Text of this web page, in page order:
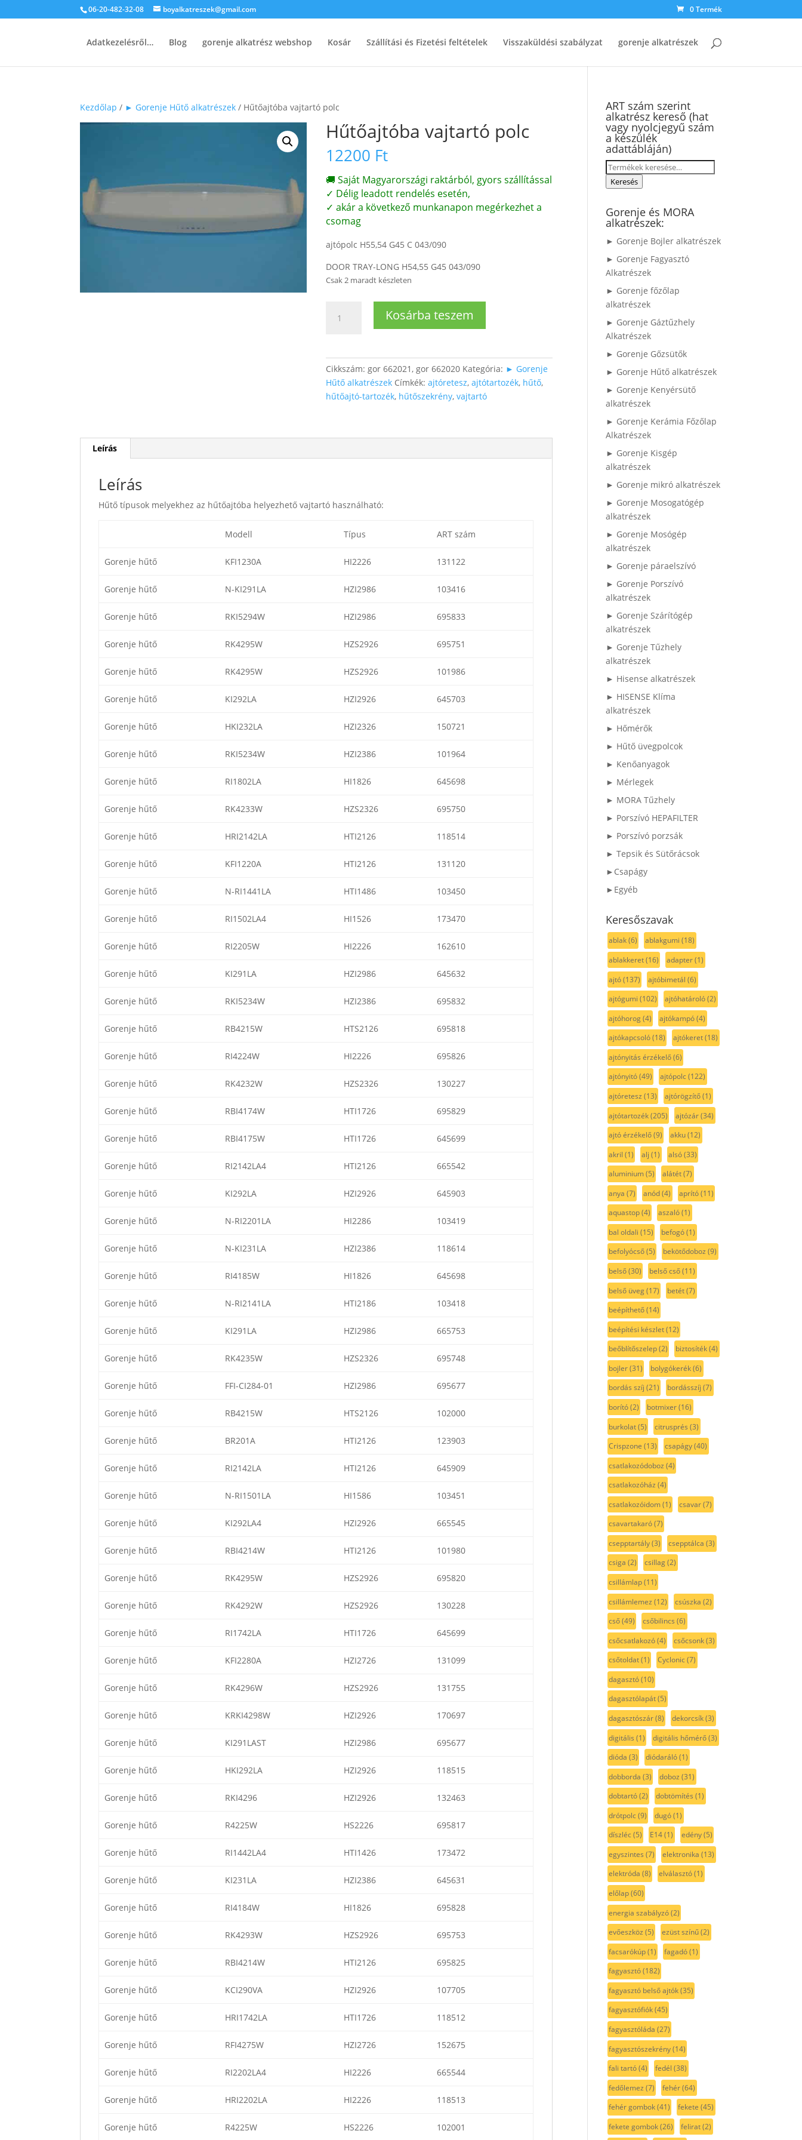
06-20-482-32-08 boyalkatreszek@gmail.com 0 Termék
Adatkezelésről… Blog gorenje alkatrész webshop Kosár Szállítási és Fizetési feltételek Visszaküldési szabályzat gorenje alkatrészek
Kezdőlap / ► Gorenje Hűtő alkatrészek / Hűtőajtóba vajtartó polc
Hűtőajtóba vajtartó polc
12200 Ft
🚚 Saját Magyarországi raktárból, gyors szállítással
✓ Délig leadott rendelés esetén,
✓ akár a következő munkanapon megérkezhet a
csomag
ajtópolc H55,54 G45 C 043/090
DOOR TRAY-LONG H54,55 G45 043/090
Csak 2 maradt készleten
vajtartó
Kosárba teszem
Cikkszám:gor 662021, gor 662020 Kategória: ► Gorenje
Hűtő alkatrészek Címkék:ajtóretesz,ajtótartozék, hűtő,
hűtőajtó-tartozék, hűtőszekrény,vajtartó
Leírás
Leírás
Hűtő típusok melyekhez az hűtőajtóba helyezhető vajtartó használható:
Modell Típus ART szám
Gorenje hűtő KFI1230A HI2226 131122
Gorenje hűtő N-KI291LA HZI2986 103416
Gorenje hűtő RKI5294W HZI2986 695833
Gorenje hűtő RK4295W HZS2926 695751
Gorenje hűtő RK4295W HZS2926 101986
Gorenje hűtő KI292LA HZI2926 645703
Gorenje hűtő HKI232LA HZI2326 150721
Gorenje hűtő RKI5234W HZI2386 101964
Gorenje hűtő RI1802LA HI1826 645698
Gorenje hűtő RK4233W HZS2326 695750
Gorenje hűtő HRI2142LA HTI2126 118514
Gorenje hűtő KFI1220A HTI2126 131120
Gorenje hűtő N-RI1441LA HTI1486 103450
Gorenje hűtő RI1502LA4 HI1526 173470
Gorenje hűtő RI2205W HI2226 162610
Gorenje hűtő KI291LA HZI2986 645632
Gorenje hűtő RKI5234W HZI2386 695832
Gorenje hűtő RB4215W HTS2126 695818
Gorenje hűtő RI4224W HI2226 695826
Gorenje hűtő RK4232W HZS2326 130227
Gorenje hűtő RBI4174W HTI1726 695829
Gorenje hűtő RBI4175W HTI1726 645699
Gorenje hűtő RI2142LA4 HTI2126 665542
Gorenje hűtő KI292LA HZI2926 645903
Gorenje hűtő N-RI2201LA HI2286 103419
Gorenje hűtő N-KI231LA HZI2386 118614
Gorenje hűtő RI4185W HI1826 645698
Gorenje hűtő N-RI2141LA HTI2186 103418
Gorenje hűtő KI291LA HZI2986 665753
Gorenje hűtő RK4235W HZS2326 695748
Gorenje hűtő FFI-CI284-01 HZI2986 695677
Gorenje hűtő RB4215W HTS2126 102000
Gorenje hűtő BR201A HTI2126 123903
Gorenje hűtő RI2142LA HTI2126 645909
Gorenje hűtő N-RI1501LA HI1586 103451
Gorenje hűtő KI292LA4 HZI2926 665545
Gorenje hűtő RBI4214W HTI2126 101980
Gorenje hűtő RK4295W HZS2926 695820
Gorenje hűtő RK4292W HZS2926 130228
Gorenje hűtő RI1742LA HTI1726 645699
Gorenje hűtő KFI2280A HZI2726 131099
Gorenje hűtő RK4296W HZS2926 131755
Gorenje hűtő KRKI4298W HZI2926 170697
Gorenje hűtő KI291LAST HZI2986 695677
Gorenje hűtő HKI292LA HZI2926 118515
Gorenje hűtő RKI4296 HZI2926 132463
Gorenje hűtő R4225W HS2226 695817
Gorenje hűtő RI1442LA4 HTI1426 173472
Gorenje hűtő KI231LA HZI2386 645631
Gorenje hűtő RI4184W HI1826 695828
Gorenje hűtő RK4293W HZS2926 695753
Gorenje hűtő RBI4214W HTI2126 695825
Gorenje hűtő KCI290VA HZI2926 107705
Gorenje hűtő HRI1742LA HTI1726 118512
Gorenje hűtő RFI4275W HZI2726 152675
Gorenje hűtő RI2202LA4 HI2226 665544
Gorenje hűtő HRI2202LA HI2226 118513
Gorenje hűtő R4225W HS2226 102001
ART szám szerint
alkatrész kereső (hat
vagy nyolcjegyű szám
a készülék
adattábláján)
Keresés
a Keresés
Gorenje és MORA
alkatrészek:
► Gorenje Bojler alkatrészek
► Gorenje Fagyasztó
Alkatrészek
► Gorenje főzőlap
alkatrészek
► Gorenje Gáztűzhely
Alkatrészek
► Gorenje Gőzsütők
► Gorenje Hűtő alkatrészek
► Gorenje Kenyérsütő
alkatrészek
► Gorenje Kerámia Főzőlap
Alkatrészek
► Gorenje Kisgép
alkatrészek
► Gorenje mikró alkatrészek
► Gorenje Mosogatógép
alkatrészek
► Gorenje Mosógép
alkatrészek
► Gorenje páraelszívó
► Gorenje Porszívó
alkatrészek
► Gorenje Szárítógép
alkatrészek
► Gorenje Tűzhely
alkatrészek
► Hisense alkatrészek
► HISENSE Klíma
alkatrészek
► Hőmérők
► Hűtő üvegpolcok
► Kenőanyagok
► Mérlegek
► MORA Tűzhely
► Porszívó HEPAFILTER
► Porszívó porzsák
► Tepsik és Sütőrácsok
►Csapágy
►Egyéb
Keresőszavak
ablak(6) ablakgumi (18)
ablakkeret(16) adapter(1)
ajtó(137) ajtóbimetál (6)
ajtógumi (102) ajtóhatároló(2)
ajtóhorog(4) ajtókampó(4)
ajtókapcsoló(18) ajtókeret(18)
ajtónyitás érzékelő(6)
ajtónyitó(49) ajtópolc(122)
ajtóretesz (13) ajtórögzítő(1)
ajtótartozék(205) ajtózár(34)
ajtó érzékelő(9) akku(12)
akril (1) alj (1) alsó(33)
aluminium(5) alátét(7)
anya (7) anód(4) aprító(11)
aquastop(4) aszaló(1)
bal oldali (15) befogó(1)
befolyócső(5) bekötődoboz (9)
belső(30) belső cső(11)
belső üveg(17) betét(7)
beépíthető(14)
beépítési készlet(12)
beőblítőszelep(2) biztosíték(4)
bojler(31) bolygókerék(6)
bordás szíj (21) bordásszíj (7)
borító(2) botmixer(16)
burkolat(5) citrusprés (3)
Crispzone (13) csapágy(40)
csatlakozódoboz (4)
csatlakozóház (4)
csatlakozóidom(1) csavar(7)
csavartakaró(7)
csepptartály(3) csepptálca (3)
csiga (2) csillag(2)
csillámlap(11)
csillámlemez (12) csúszka (2)
cső(49) csőbilincs (6)
csőcsatlakozó(4) csőcsonk(3)
csőtoldat(1) Cyclonic(7)
dagasztó(10)
dagasztólapát(5)
dagasztószár(8) dekorcsík(3)
digitális (1) digitális hőmérő(3)
dióda (3) diódaráló(1)
dobborda (3) doboz (31)
dobtartó(2) dobtömítés (1)
drótpolc(9) dugó(1)
díszléc(5) E14(1) edény(5)
egyszintes (7) elektronika (13)
elektróda (8) elválasztó(1)
előlap(60)
energia szabályzó(2)
evőeszköz (5) ezüst színű(2)
facsarókúp(1) fagadó(1)
fagyasztó(182)
fagyasztó belső ajtók(35)
fagyasztófiók(45)
fagyasztóláda (27)
fagyasztószekrény(14)
fali tartó(4) fedél (38)
fedőlemez (7) fehér(64)
fehér gombok(41) fekete (45)
fekete gombok(26) felirat(2)